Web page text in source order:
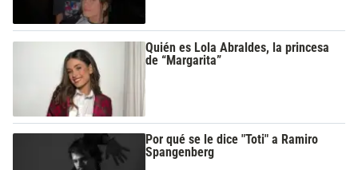
Quién es Lola Abraldes, la princesa
de “Margarita”
Por qué se le dice "Toti" a Ramiro
Spangenberg